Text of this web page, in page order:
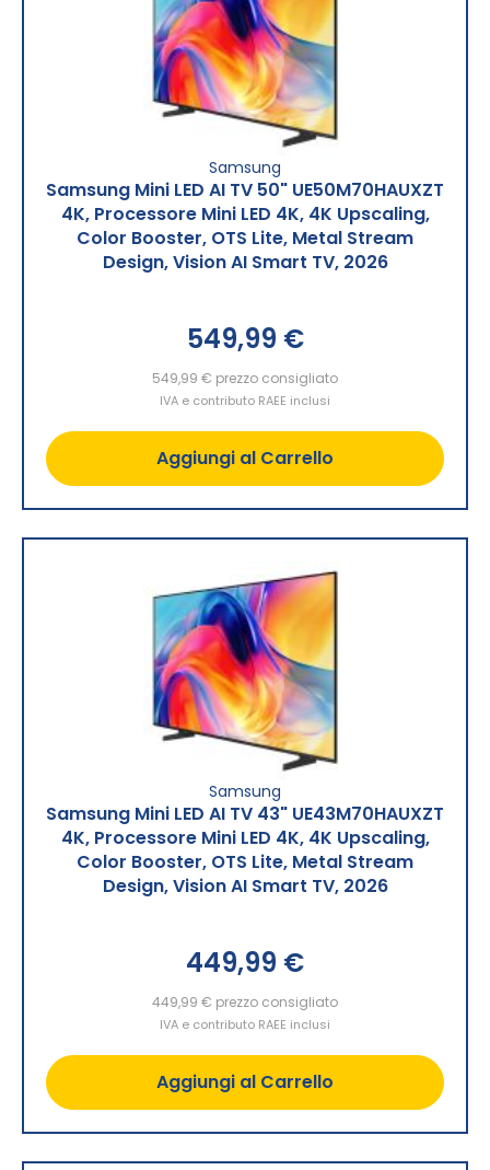
Samsung
Samsung Mini LED AI TV 50" UE50M70HAUXZT
4K, Processore Mini LED 4K, 4K Upscaling,
Color Booster, OTS Lite, Metal Stream
Design, Vision AI Smart TV, 2026
549,99 €
549,99 € prezzo consigliato
IVA e contributo RAEE inclusi
Aggiungi al Carrello
Samsung
Samsung Mini LED AI TV 43" UE43M70HAUXZT
4K, Processore Mini LED 4K, 4K Upscaling,
Color Booster, OTS Lite, Metal Stream
Design, Vision AI Smart TV, 2026
449,99 €
449,99 € prezzo consigliato
IVA e contributo RAEE inclusi
Aggiungi al Carrello